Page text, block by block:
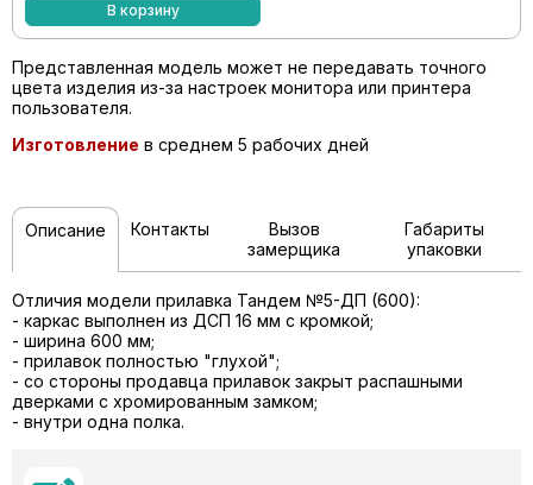
В корзину
Представленная модель может не передавать точного
цвета изделия из-за настроек монитора или принтера
пользователя.
Изготовление в среднем 5 рабочих дней
Описание Контакты
Вызов
замерщика
Габариты
упаковки
Отличия модели прилавка Тандем №5-ДП (600):
- каркас выполнен из ДСП 16 мм с кромкой;
- ширина 600 мм;
- прилавок полностью "глухой";
- со стороны продавца прилавок закрыт распашными
дверками с хромированным замком;
- внутри одна полка.